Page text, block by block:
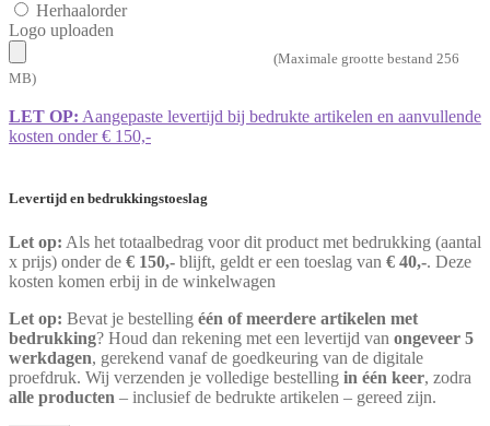
Herhaalorder
Logo uploaden
(Maximale grootte bestand 256
MB)
LET OP: Aangepaste levertijd bij bedrukte artikelen en aanvullende
kosten onder € 150,-
Levertijd en bedrukkingstoeslag
Let op: Als het totaalbedrag voor dit product met bedrukking (aantal
x prijs) onder de € 150,- blijft, geldt er een toeslag van € 40,-. Deze
kosten komen erbij in de winkelwagen
Let op: Bevat je bestelling één of meerdere artikelen met
bedrukking? Houd dan rekening met een levertijd van ongeveer 5
werkdagen, gerekend vanaf de goedkeuring van de digitale
proefdruk. Wij verzenden je volledige bestelling in één keer, zodra
alle producten – inclusief de bedrukte artikelen – gereed zijn.